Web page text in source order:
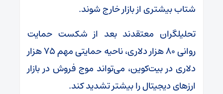
شتاب بیشتری از بازار خارج شوند.
تحلیلگران معتقدند بعد از شکست حمایت
روانی ۸۰ هزار دلاری، ناحیه حمایتی مهم ۷۵ هزار
دلاری در بیت‌کوین، می‌تواند موج فروش در بازار
ارز‌های دیجیتال را بیشتر تشدید کند.